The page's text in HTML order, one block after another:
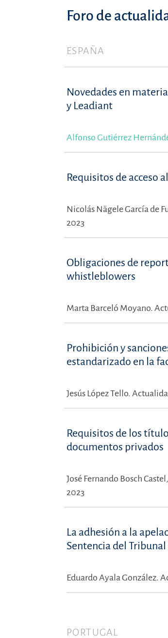
Foro de
ESPAÑA
Novedades en
y Leadiant
Alfonso Gutiérrez
Requisitos de acceso
Nicolás Nägele García de
2023
Obligaciones de
whistleblowers
Marta Barceló Moyano.
Prohibición y
estandarizado en la
Jesús López Tello.
Requisitos de los
documentos privados
José Fernando Bosch Castel,
2023
La adhesión a la
Sentencia del
Eduardo Ayala González.
PORTUGAL